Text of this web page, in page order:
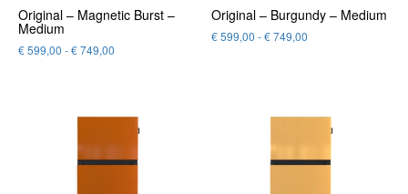
Original – Magnetic Burst –
Medium
€599,00 -€749,00
Original – Burgundy – Medium
€599,00 -€749,00